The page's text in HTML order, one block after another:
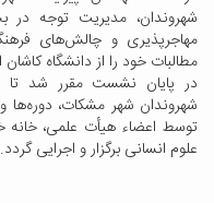
شهروندان، مدیریت توجه
مهاجرپذیری و چالش‌های
مطالبات خود را از دانشگاه کاشان
در پایان نشست مقرر شد
شهروندان شهر مشکات، دوره‌ها
توسط اعضاء هیأت علمی، خانه
علوم انسانی برگزار و اجرایی گردد.